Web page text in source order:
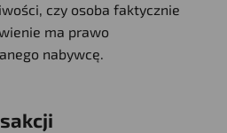
czy osoba faktycznie
ma prawo
nabywcę.